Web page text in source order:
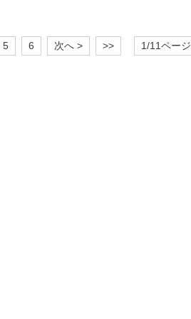
5 6 次へ > >> 1/11ページ